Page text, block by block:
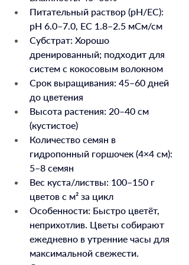
Питательный раствор (pH/EC):
pH 6.0–7.0, EC 1.8–2.5 мСм/см
Субстрат: Хорошо
дренированный; подходит для
систем с кокосовым волокном
Срок выращивания: 45–60 дней
до цветения
Высота растения: 20–40 см
(кустистое)
Количество семян в
гидропонный горшочек (4×4 см):
5–8 семян
Вес куста/листвы: 100–150 г
цветов с м² за цикл
Особенности: Быстро цветёт,
неприхотлив. Цветы собирают
ежедневно в утренние часы для
максимальной свежести.